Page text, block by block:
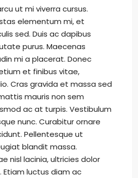
ut mi viverra cursus.
elementum mi, et
sed. Duis ac dapibus
purus. Maecenas
mi a placerat. Donec
et finibus vitae,
Cras gravida et massa sed
mauris non sem
ac at turpis. Vestibulum
nunc. Curabitur ornare
Pellentesque ut
blandit massa.
nisl lacinia, ultricies dolor
Etiam luctus diam ac